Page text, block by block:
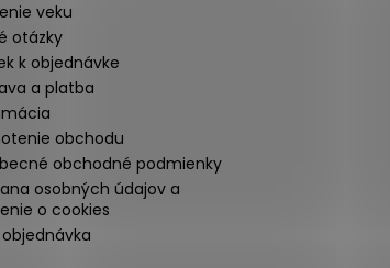
veku
otázky
k objednávke
a platba
obchodu
obchodné podmienky
osobných údajov a
o cookies